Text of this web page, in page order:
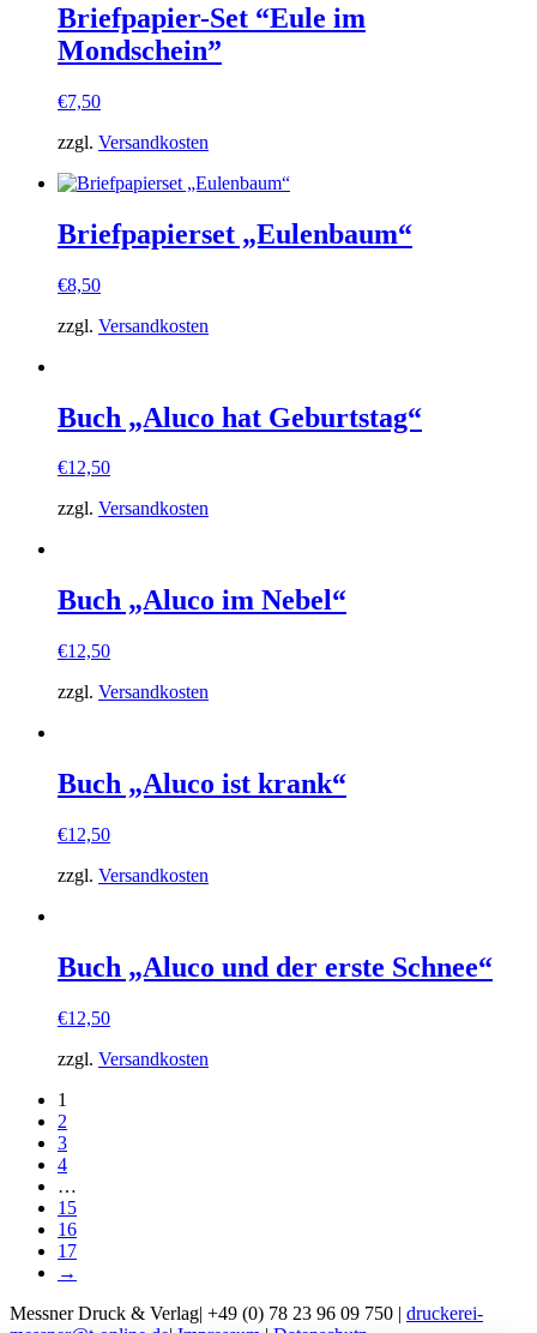
Briefpapier-Set “Eule im
Mondschein”
€7,50
zzgl. Versandkosten
Briefpapierset „Eulenbaum“
€8,50
zzgl. Versandkosten
Buch „Aluco hat Geburtstag“
€12,50
zzgl. Versandkosten
Buch „Aluco im Nebel“
€12,50
zzgl. Versandkosten
Buch „Aluco ist krank“
€12,50
zzgl. Versandkosten
Buch „Aluco und der erste Schnee“
€12,50
zzgl. Versandkosten
1
2
3
4
…
15
16
17
→
Messner Druck & Verlag| +49 (0) 78 23 96 09 750 | druckerei-